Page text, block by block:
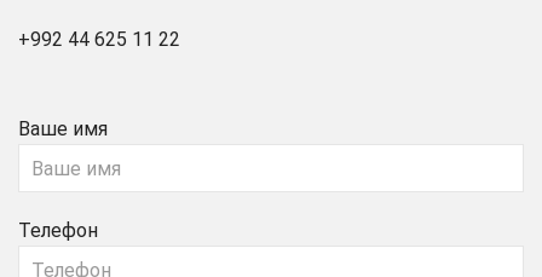
+992 44 625 11 22
Ваше имя
Телефон